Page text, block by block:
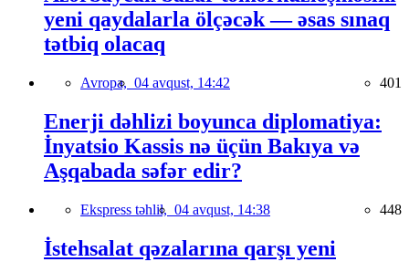
yeni qaydalarla ölçəcək — əsas sınaq
tətbiq olacaq
Avropa, 04 avqust, 14:42 401
Enerji dəhlizi boyunca diplomatiya:
İnyatsio Kassis nə üçün Bakıya və
Aşqabada səfər edir?
Ekspress təhlil, 04 avqust, 14:38 448
İstehsalat qəzalarına qarşı yeni